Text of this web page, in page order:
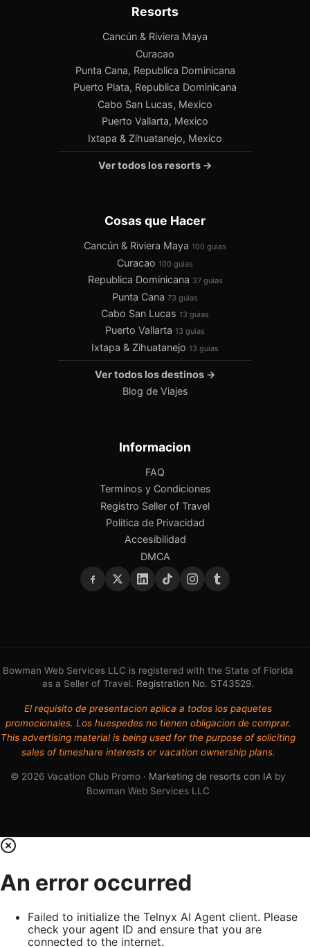
Resorts
Cancún & Riviera Maya
Curacao
Punta Cana, Republica Dominicana
Puerto Plata, Republica Dominicana
Cabo San Lucas, Mexico
Puerto Vallarta, Mexico
Ixtapa & Zihuatanejo, Mexico
Ver todos los resorts →
Cosas que Hacer
Cancún & Riviera Maya 100 guias
Curacao 100 guias
Republica Dominicana 37 guias
Punta Cana 73 guias
Cabo San Lucas 13 guias
Puerto Vallarta 13 guias
Ixtapa & Zihuatanejo 13 guias
Ver todos los destinos →
Blog de Viajes
Informacion
FAQ
Terminos y Condiciones
Registro Seller of Travel
Politica de Privacidad
Accesibilidad
DMCA
Bowman Web Services LLC is registered with the State of Florida
as a Seller of Travel. Registration No. ST43529.
El requisito de presentacion aplica a todos los paquetes
promocionales. Los huespedes no tienen obligacion de comprar.
This advertising material is being used for the purpose of soliciting
sales of timeshare interests or vacation ownership plans.
© 2026 Vacation Club Promo · Marketing de resorts con IA by
Bowman Web Services LLC